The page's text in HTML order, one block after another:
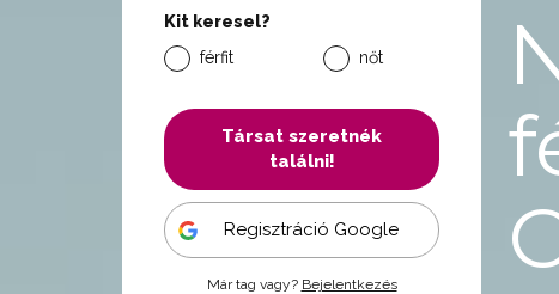
Kit keresel?
férfit
nőt
Társat szeretnék
találni!
Regisztráció Google
Már tag vagy? Bejelentkezés